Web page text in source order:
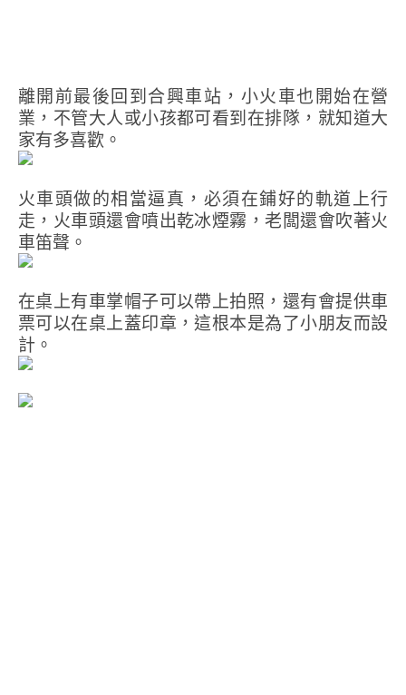
離開前最後回到合興車站，小火車也開始在營
業，不管大人或小孩都可看到在排隊，就知道大
家有多喜歡。
火車頭做的相當逼真，必須在鋪好的軌道上行
走，火車頭還會噴出乾冰煙霧，老闆還會吹著火
車笛聲。
在桌上有車掌帽子可以帶上拍照，還有會提供車
票可以在桌上蓋印章，這根本是為了小朋友而設
計。